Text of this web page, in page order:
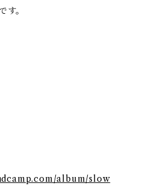
す。
album/slow